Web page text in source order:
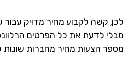
קשה לקבוע מחיר מדויק עבור
לדעת את כל הפרטים
הצעות מחיר מחברות שונות